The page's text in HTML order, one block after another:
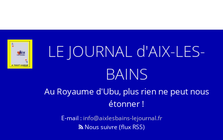
LE JOURNAL d'AIX-LES-
BAINS
Au Royaume d'Ubu, plus rien ne peut nous
étonner !
E-mail : info@aixlesbains-lejournal.fr
Nous suivre (flux RSS)